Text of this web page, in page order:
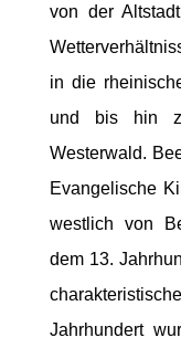
von der
in die
und bis hin
Westerwald.
Evangelische
westlich von
dem 13.
Jahrhundert